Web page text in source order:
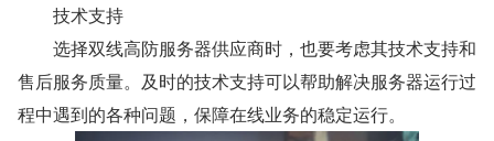
技术支持
选择双线高防服务器供应商时，也要考虑其技术支持和
售后服务质量。及时的技术支持可以帮助解决服务器运行过
程中遇到的各种问题，保障在线业务的稳定运行。